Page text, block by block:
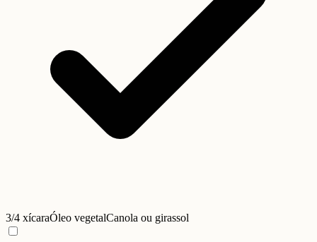
3/4 xícaraÓleo vegetalCanola ou girassol